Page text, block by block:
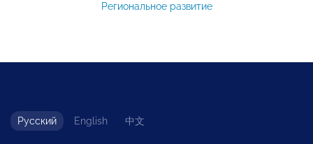
Региональное развитие
Русский English 中文